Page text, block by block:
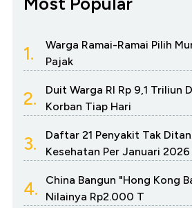
1.
Warga Ramai-Ramai Pilih
Pajak
2.
Duit Warga RI Rp 9,1 Triliun
Korban Tiap Hari
3.
Daftar 21 Penyakit Tak
Kesehatan Per Januari 2026
4.
China Bangun "Hong Kong
Nilainya Rp2.000 T